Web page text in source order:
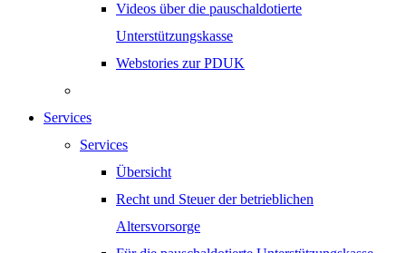
Videos über die pauschaldotierte
Unterstützungskasse
Webstories zur PDUK
Services
Services
Übersicht
Recht und Steuer der betrieblichen
Altersvorsorge